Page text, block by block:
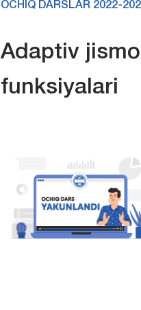
OCHIQ DARSLAR 2022-
Adaptiv
funksiyalari